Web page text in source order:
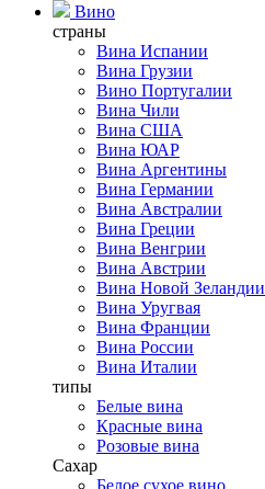
Вино
страны
Вина Испании
Вина Грузии
Вино Португалии
Вина Чили
Вина США
Вина ЮАР
Вина Аргентины
Вина Германии
Вина Австралии
Вина Греции
Вина Венгрии
Вина Австрии
Вина Новой Зеландии
Вина Уругвая
Вина Франции
Вина России
Вина Италии
типы
Белые вина
Красные вина
Розовые вина
Сахар
Белое сухое вино